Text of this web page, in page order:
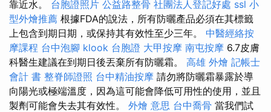
靠近水。 台胞證照片 公益路整骨 社團法人登記好處 ssl 小
型外燴推薦 根據FDA的說法，所有防曬產品必須在其標籤
上包含到期日期，或保持其有效性至少三年。 中醫經絡按
摩課程 台中泡腳 klook 台胞證 大甲按摩 南屯按摩 6.7皮膚
科醫生建議在到期日後丟棄所有防曬霜。 高雄 外燴 記帳士
會計 書 整脊師證照 台中精油按摩 請勿將防曬霜暴露於導
向陽光或極端溫度，因為這可能會降低可用性的使用，並且
製劑可能會失去其有效性。 外燴 意思 台中喬骨 當我們試